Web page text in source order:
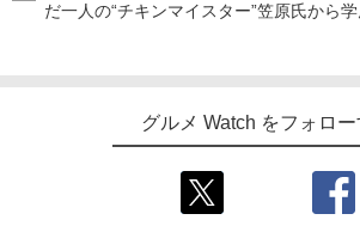
だ一人の“チキンマイスター”笠原氏から
グルメ Watch をフォロー